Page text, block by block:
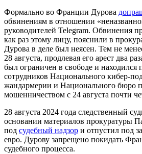
Формально во Франции Дурова
обвинениям в отношении
руководителей Telegram. Обвинения
как раз этому лицу, пояснили в
Дурова в деле был неясен. Тем не
28 августа, продлевая его арест два
был ограничен в свободе и находился
сотрудников Национального кибер-
жандармерии и Национального бюро
мошенничеством с 24 августа почти
28 августа 2024 года следственный
основании материалов прокуратуры
под судебный надзор и отпустил под
евро. Дурову запрещено покидать
судебного процесса.